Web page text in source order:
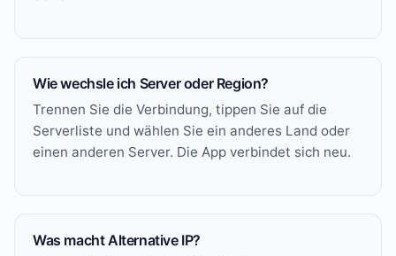
Wie wechsle ich Server oder Region?
Trennen Sie die Verbindung, tippen Sie auf die
Serverliste und wählen Sie ein anderes Land oder
einen anderen Server. Die App verbindet sich neu.
Was macht Alternative IP?